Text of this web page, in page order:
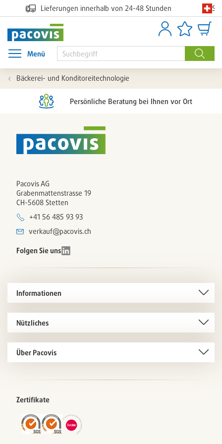
Lieferungen innerhalb von 24-48 Stunden
Suche
AnmeldenArtikellisten
Menü
Menü öffnen
Bäckerei- und Konditoreitechnologie
Persönliche Beratung bei Ihnen vor Ort
Pacovis AG
Grabenmattenstrasse 19
CH-5608 Stetten
+41 56 485 93 93
verkauf@pacovis.ch
Folgen Sie uns
Informationen
Nützliches
Über Pacovis
Zertifikate